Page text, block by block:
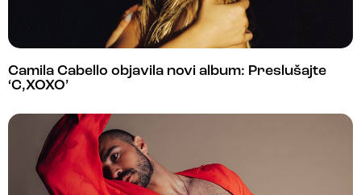
Camila Cabello objavila novi album: Preslušajte
‘C,XOXO’